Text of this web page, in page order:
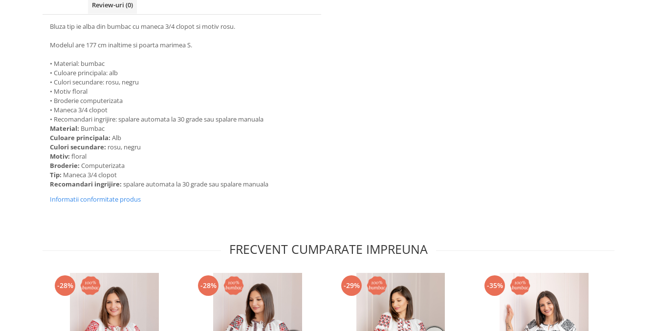
Review-uri (0)
Bluza tip ie alba din bumbac cu maneca 3/4 clopot si motiv rosu.
Modelul are 177 cm inaltime si poarta marimea S.
• Material: bumbac
• Culoare principala: alb
• Culori secundare: rosu, negru
• Motiv floral
• Broderie computerizata
• Maneca 3/4 clopot
• Recomandari ingrijire: spalare automata la 30 grade sau spalare manuala
Material: Bumbac
Culoare principala: Alb
Culori secundare: rosu, negru
Motiv: floral
Broderie: Computerizata
Tip: Maneca 3/4 clopot
Recomandari ingrijire: spalare automata la 30 grade sau spalare manuala
Informatii conformitate produs
FRECVENT CUMPARATE IMPREUNA
-28% -28% -29% -35%